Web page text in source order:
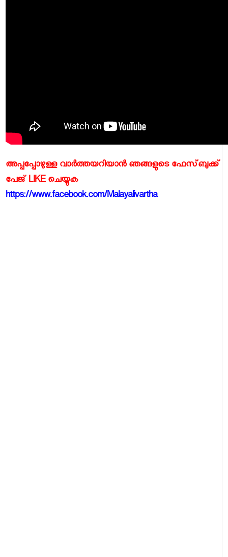
അപ്പപ്പോഴുള്ള വാര്‍ത്തയറിയാന്‍ ഞങ്ങളുടെ ഫേസ്‌ബുക്ക്‌
പേജ് LIKE ചെയ്യുക
https://www.facebook.com/Malayalivartha